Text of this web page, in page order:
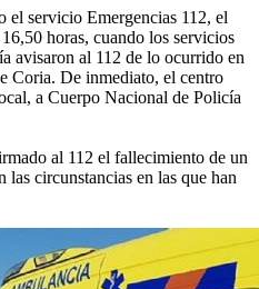
el servicio Emergencias 112, el
horas, cuando los servicios
avisaron al 112 de lo ocurrido en
Coria. De inmediato, el centro
a Cuerpo Nacional de Policía
al 112 el fallecimiento de un
las circunstancias en las que han